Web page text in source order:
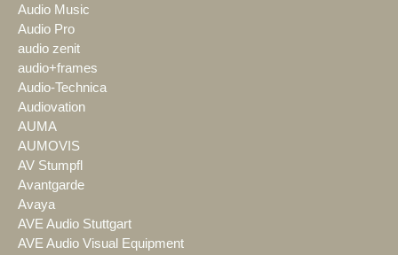
Audio Music
Audio Pro
audio zenit
audio+frames
Audio-Technica
Audiovation
AUMA
AUMOVIS
AV Stumpfl
Avantgarde
Avaya
AVE Audio Stuttgart
AVE Audio Visual Equipment